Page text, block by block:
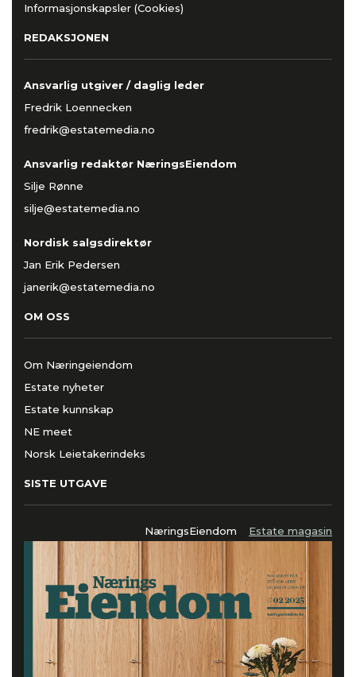
Informasjonskapsler (Cookies)
REDAKSJONEN
Ansvarlig utgiver / daglig leder
Fredrik Loennecken
fredrik@estatemedia.no
Ansvarlig redaktør NæringsEiendom
Silje Rønne
silje@estatemedia.no
Nordisk salgsdirektør
Jan Erik Pedersen
janerik@estatemedia.no
OM OSS
Om Næringeiendom
Estate nyheter
Estate kunnskap
NE meet
Norsk Leietakerindeks
SISTE UTGAVE
NæringsEiendom Estate magasin